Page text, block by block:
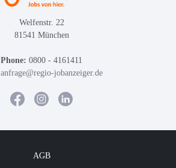
Welfenstr. 22
81541 München
Phone: 0800 - 4161411
anfrage@regio-jobanzeiger.de
AGB